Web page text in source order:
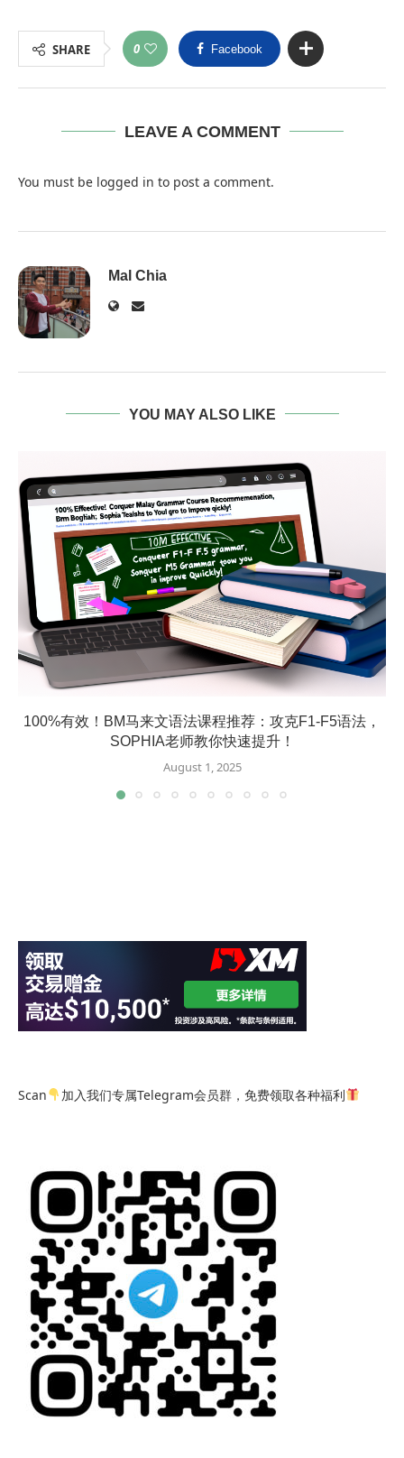
SHARE 0 Facebook
LEAVE A COMMENT
You must be logged in to post a comment.
Mal Chia
YOU MAY ALSO LIKE
100%有效！BM马来文语法课程推荐：攻克F1-F5语法，
SOPHIA老师教你快速提升！
August 1, 2025
Scan 加入我们专属Telegram会员群，免费领取各种福利